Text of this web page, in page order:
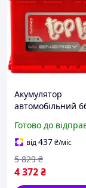
Акумулятор
автомобільний
(41-339-85)
Готово до
від437₴/міс
4 372₴
5 829 ₴